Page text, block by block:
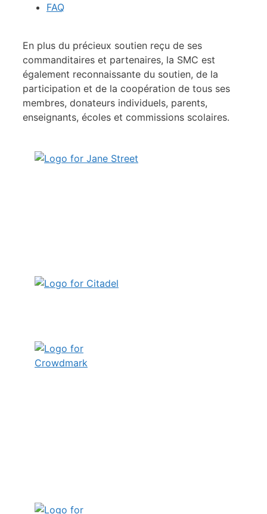
FAQ
En plus du précieux soutien reçu de ses
commanditaires et partenaires, la SMC est
également reconnaissante du soutien, de la
participation et de la coopération de tous ses
membres, donateurs individuels, parents,
enseignants, écoles et commissions scolaires.